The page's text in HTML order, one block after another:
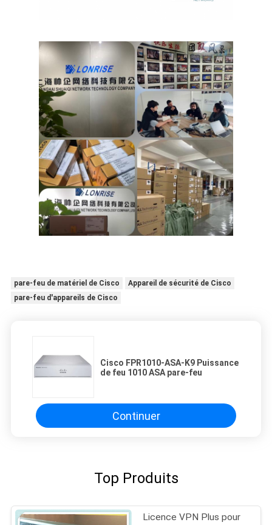
pare-feu de matériel de Cisco
Appareil de sécurité de Cisco
pare-feu d'appareils de Cisco
Cisco FPR1010-ASA-K9 Puissance
de feu 1010 ASA pare-feu
Continuer
Top Produits
Licence VPN Plus pour